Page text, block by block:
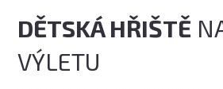
DĚTSKÁ HŘIŠTĚ
VÝLETU